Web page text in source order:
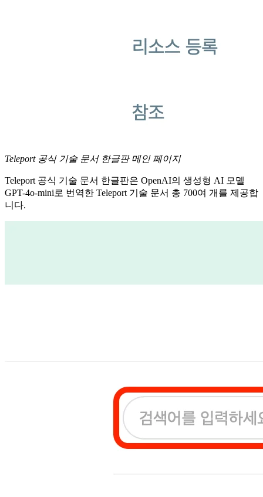
Teleport 공식 기술 문서 한글판 메인 페이지
Teleport 공식 기술 문서 한글판은 OpenAI의 생성형 AI 모델
GPT-4o-mini로 번역한 Teleport 기술 문서 총 700여 개를 제공합
니다.